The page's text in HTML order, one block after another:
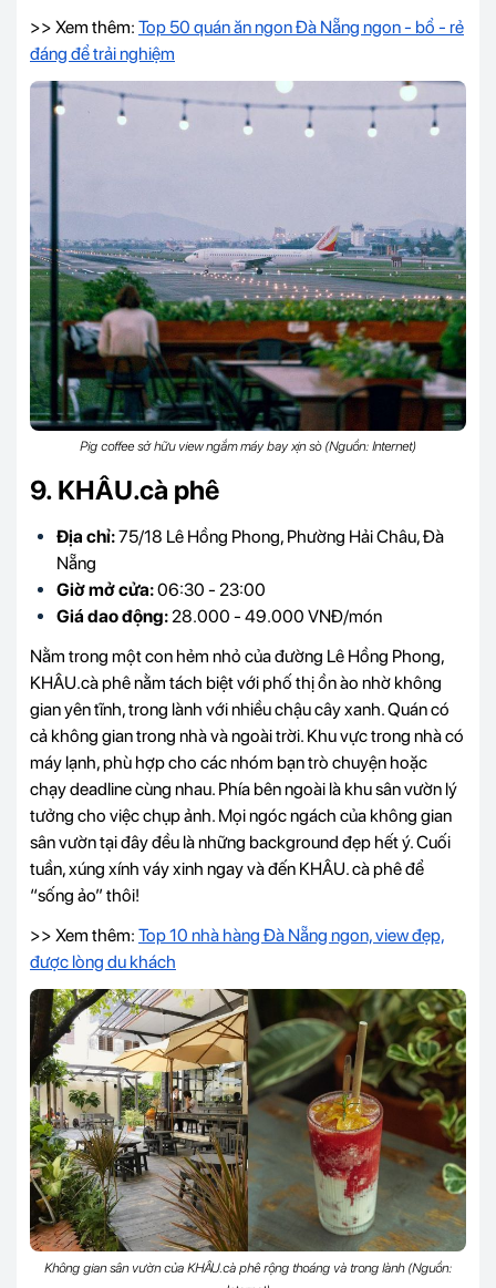
>> Xem thêm: Top 50 quán ăn ngon Đà Nẵng ngon - bổ - rẻ
đáng để trải nghiệm
Pig coffee sở hữu view ngắm máy bay xịn sò (Nguồn: Internet)
9. KHÂU.cà phê
Địa chỉ:75/18 Lê Hồng Phong, Phường Hải Châu, Đà
Nẵng
Giờ mở cửa:06:30 - 23:00
Giá dao động: 28.000 - 49.000 VNĐ/món
Nằm trong một con hẻm nhỏ của đường Lê Hồng Phong,
KHÂU.cà phê nằm tách biệt với phố thị ồn ào nhờ không
gian yên tĩnh, trong lành với nhiều chậu cây xanh. Quán có
cả không gian trong nhà và ngoài trời. Khu vực trong nhà có
máy lạnh, phù hợp cho các nhóm bạn trò chuyện hoặc
chạy deadline cùng nhau. Phía bên ngoài là khu sân vườn lý
tưởng cho việc chụp ảnh. Mọi ngóc ngách của không gian
sân vườn tại đây đều là những background đẹp hết ý. Cuối
tuần, xúng xính váy xinh ngay và đến KHÂU. cà phê để
“sống ảo” thôi!
>> Xem thêm: Top 10 nhà hàng Đà Nẵng ngon, view đẹp,
được lòng du khách
Không gian sân vườn của KHÂU.cà phê rộng thoáng và trong lành (Nguồn: